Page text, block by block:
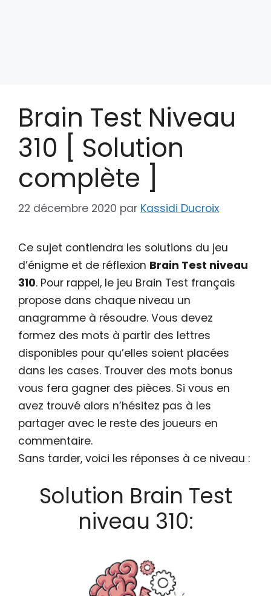
Brain Test Niveau
310 [ Solution
complète ]
22 décembre 2020 par Kassidi Ducroix
Ce sujet contiendra les solutions du jeu
d’énigme et de réflexion Brain Test niveau
310. Pour rappel, le jeu Brain Test français
propose dans chaque niveau un
anagramme à résoudre. Vous devez
formez des mots à partir des lettres
disponibles pour qu’elles soient placées
dans les cases. Trouver des mots bonus
vous fera gagner des pièces. Si vous en
avez trouvé alors n’hésitez pas à les
partager avec le reste des joueurs en
commentaire.
Sans tarder, voici les réponses à ce niveau :
Solution Brain Test
niveau 310: